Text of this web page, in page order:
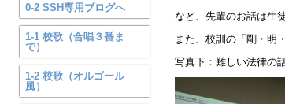
0-2 SSH専用ブログへ
1-1 校歌（合唱３番ま
で）
1-2 校歌（オルゴール
風）
など、先輩のお話は生
また、校訓の「剛・明
写真下：難しい法律の